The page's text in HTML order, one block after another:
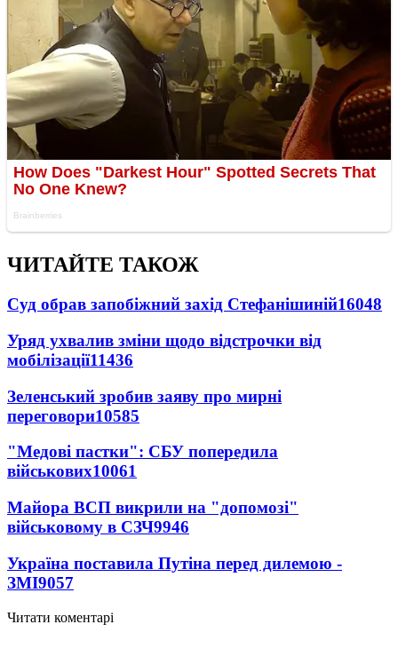
ЧИТАЙТЕ ТАКОЖ
Суд обрав запобіжний захід Стефанішиній16048
Уряд ухвалив зміни щодо відстрочки від
мобілізації11436
Зеленський зробив заяву про мирні
переговори10585
"Медові пастки": СБУ попередила
військових10061
Майора ВСП викрили на "допомозі"
військовому в СЗЧ9946
Україна поставила Путіна перед дилемою -
ЗМІ9057
Читати коментарі